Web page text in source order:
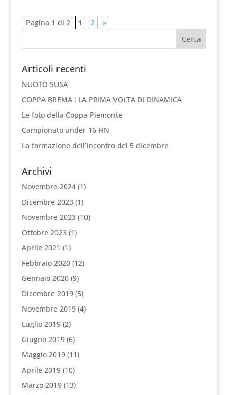
Pagina 1 di 2 1 2 »
Articoli recenti
NUOTO SUSA
COPPA BREMA : LA PRIMA VOLTA DI DINAMICA
Le foto della Coppa Piemonte
Campionato under 16 FIN
La formazione dell’incontro del 5 dicembre
Archivi
Novembre 2024(1)
Dicembre 2023(1)
Novembre 2023(10)
Ottobre 2023(1)
Aprile 2021 (1)
Febbraio 2020(12)
Gennaio 2020(9)
Dicembre 2019(5)
Novembre 2019(4)
Luglio 2019(2)
Giugno 2019(6)
Maggio 2019(11)
Aprile 2019(10)
Marzo 2019(13)